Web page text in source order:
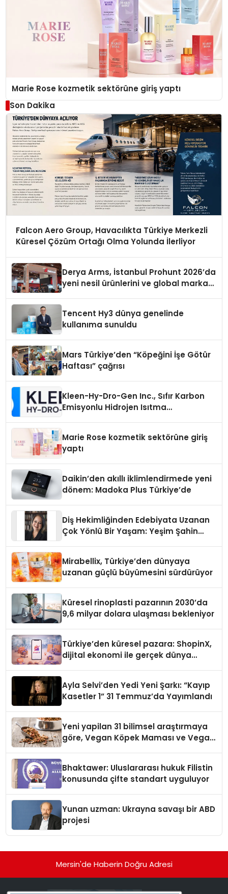
Marie Rose kozmetik sektörüne giriş yaptı
Son Dakika
Falcon Aero Group, Havacılıkta Türkiye Merkezli
Küresel Çözüm Ortağı Olma Yolunda İlerliyor
Derya Arms, İstanbul Prohunt 2026’da
yeni nesil ürünlerini ve global marka
Tencent Hy3 dünya genelinde
kullanıma sunuldu
Mars Türkiye’den “Köpeğini İşe Götür
Haftası” çağrısı
Kleen-Hy-Dro-Gen Inc., Sıfır Karbon
Emisyonlu Hidrojen Isıtma
Marie Rose kozmetik sektörüne giriş
yaptı
Daikin’den akıllı iklimlendirmede yeni
dönem: Madoka Plus Türkiye’de
Diş Hekimliğinden Edebiyata Uzanan
Çok Yönlü Bir Yaşam: Yeşim Şahin
Mirabellix, Türkiye’den dünyaya
uzanan güçlü büyümesini sürdürüyor
Küresel rinoplasti pazarının 2030’da
9,6 milyar dolara ulaşması bekleniyor
Türkiye’den küresel pazara: ShopinX,
dijital ekonomi ile gerçek dünya
Ayla Selvi’den Yedi Yeni Şarkı: “Kayıp
Kasetler 1” 31 Temmuz’da Yayımlandı
Yeni yapilan 31 bilimsel araştırmaya
göre, Vegan Köpek Maması ve Vegan
Bhaktawer: Uluslararası hukuk Filistin
konusunda çifte standart uyguluyor
Yunan uzman: Ukrayna savaşı bir ABD
projesi
Mersin'de Haberin Doğru Adresi